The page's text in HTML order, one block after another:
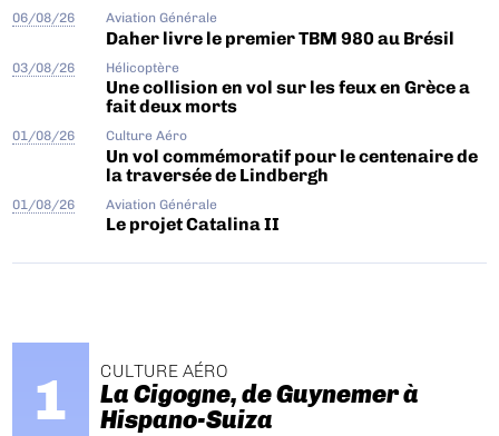
06/08/26 Aviation Générale
Daher livre le premier TBM 980 au Brésil
03/08/26 Hélicoptère
Une collision en vol sur les feux en Grèce a
fait deux morts
01/08/26 Culture Aéro
Un vol commémoratif pour le centenaire de
la traversée de Lindbergh
01/08/26 Aviation Générale
Le projet Catalina II
CULTURE AÉRO
La Cigogne, de Guynemer à
Hispano-Suiza